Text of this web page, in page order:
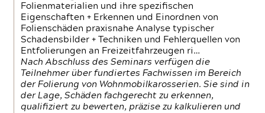
Folienmaterialien und ihre spezifischen
Eigenschaften + Erkennen und Einordnen von
Folienschäden praxisnahe Analyse typischer
Schadensbilder + Techniken und Fehlerquellen von
Entfolierungen an Freizeitfahrzeugen ri…
Nach Abschluss des Seminars verfügen die
Teilnehmer über fundiertes Fachwissen im Bereich
der Folierung von Wohnmobilkarosserien. Sie sind in
der Lage, Schäden fachgerecht zu erkennen,
qualifiziert zu bewerten, präzise zu kalkulieren und